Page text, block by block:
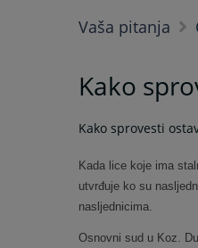
Vaša pitanja
Kako
Kako sprovesti
Kada lice koje ima
utvrđuje ko su
nasljednicima.
Osnovni sud u Koz.